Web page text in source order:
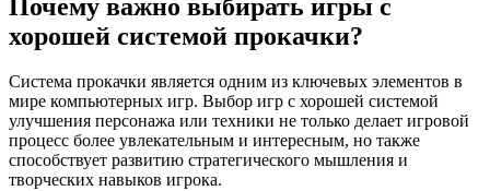
Почему важно выбирать игры с
хорошей системой прокачки?
Система прокачки является одним из ключевых элементов в
мире компьютерных игр. Выбор игр с хорошей системой
улучшения персонажа или техники не только делает игровой
процесс более увлекательным и интересным, но также
способствует развитию стратегического мышления и
творческих навыков игрока.